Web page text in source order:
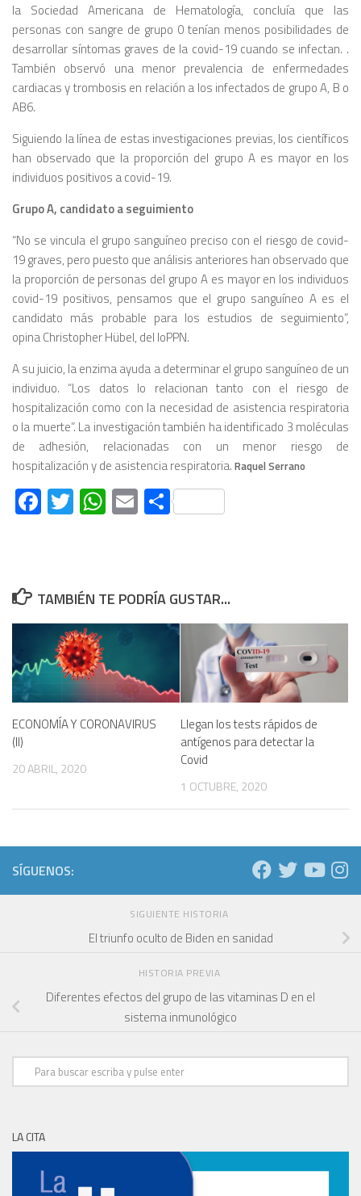
la Sociedad Americana de Hematología, concluía que las
personas con sangre de grupo 0 tenían menos posibilidades de
desarrollar síntomas graves de la covid-19 cuando se infectan. .
También observó una menor prevalencia de enfermedades
cardiacas y trombosis en relación a los infectados de grupo A, B o
AB6.
Siguiendo la línea de estas investigaciones previas, los científicos
han observado que la proporción del grupo A es mayor en los
individuos positivos a covid-19.
Grupo A, candidato a seguimiento
“No se vincula el grupo sanguíneo preciso con el riesgo de covid-
19 graves, pero puesto que análisis anteriores han observado que
la proporción de personas del grupo A es mayor en los individuos
covid-19 positivos, pensamos que el grupo sanguíneo A es el
candidato más probable para los estudios de seguimiento”,
opina Christopher Hübel, del IoPPN.
A su juicio, la enzima ayuda a determinar el grupo sanguíneo de un
individuo. “Los datos lo relacionan tanto con el riesgo de
hospitalización como con la necesidad de asistencia respiratoria
o la muerte”. La investigación también ha identificado 3 moléculas
de adhesión, relacionadas con un menor riesgo de
hospitalización y de asistencia respiratoria. Raquel Serrano
Facebook
Twitter
WhatsApp
EmailCompartir
TAMBIÉN TE PODRÍA GUSTAR...
ECONOMÍA Y CORONAVIRUS
(II)
20 ABRIL, 2020
Llegan los tests rápidos de
antígenos para detectar la
Covid
1 OCTUBRE, 2020
SÍGUENOS:
SIGUIENTE HISTORIA
El triunfo oculto de Biden en sanidad
HISTORIA PREVIA
Diferentes efectos del grupo de las vitaminas D en el
sistema inmunológico
LA CITA